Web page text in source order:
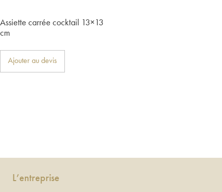
Assiette carrée cocktail 13×13
cm
Ajouter au devis
L’entreprise